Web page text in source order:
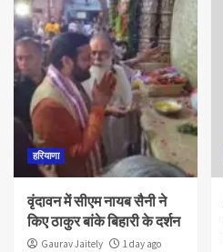
हरियाणा
वृंदावन में सीएम नायब सैनी ने
किए ठाकुर बांके बिहारी के दर्शन
Gaurav Jaitely 1 day ago